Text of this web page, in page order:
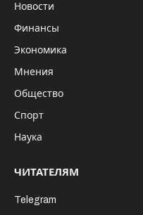
Новости
Финансы
Экономика
Мнения
Общество
Спорт
Наука
ЧИТАТЕЛЯМ
Telegram